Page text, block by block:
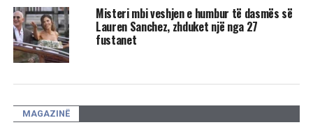
Misteri mbi veshjen e humbur të dasmës së
Lauren Sanchez, zhduket një nga 27
fustanet
MAGAZINË